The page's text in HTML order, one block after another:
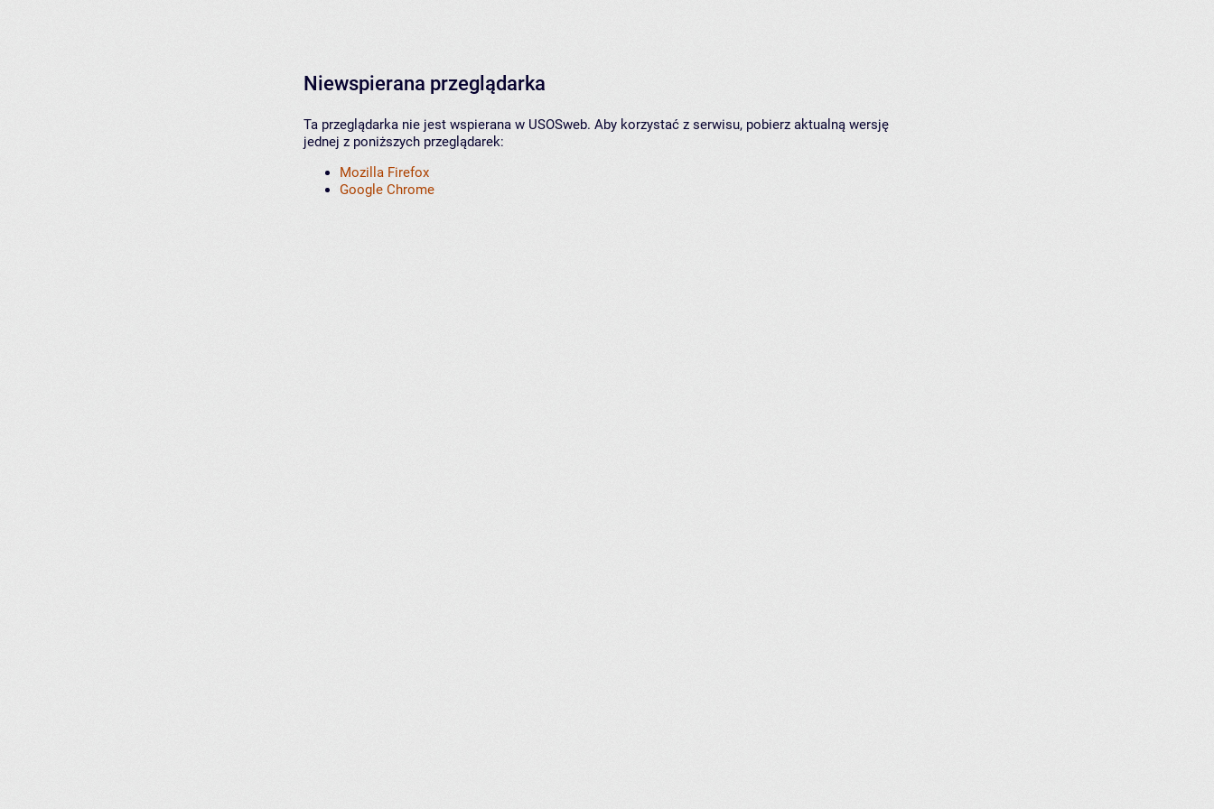
Niewspierana przeglądarka
Ta przeglądarka nie jest wspierana w USOSweb. Aby korzystać z serwisu, pobierz aktualną wersję
jednej z poniższych przeglądarek:
Mozilla Firefox
Google Chrome